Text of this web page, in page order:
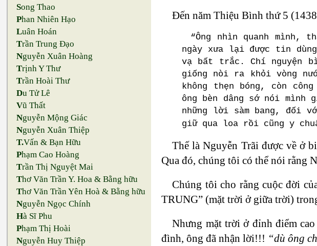
Song Thao
Phan Nhiên Hạo
Luân Hoán
Trần Trung Đạo
Nguyễn Xuân Hoàng
Trịnh Y Thư
Trần Hoài Thư
Du Tử Lê
Vũ Thất
Nguyễn Mộng Giác
Nguyễn Xuân Thiệp
T.Vấn & Bạn Hữu
Phạm Cao Hoàng
Trần Thị Nguyệt Mai
Thơ Văn Trần Y. Hoa & Bằng hữu
Thơ Văn Trần Yên Hoà & Bằng hữu
Nguyễn Ngọc Chính
Hà Sĩ Phu
Phạm Thị Hoài
Nguyễn Huy Thiệp
Đến năm Thiệu Bình thứ 5
“Ông nhìn quanh mình,
ngày xưa lại được tin
vạ bất trắc. Chí nguyện
giống nòi ra khỏi vòng
không thẹn bóng, còn
ông bèn dâng sớ nói
những lời sàm bang, đối
giữ qua loa rồi cũng y
Thế là Nguyễn Trãi được về ở
Qua đó, chúng tôi có thể nói rằng
Chúng tôi cho rằng cuộc đời
TRUNG” (mặt trời ở giữa trời)
Nhưng mặt trời ở đỉnh điểm
đình, ông đã nhận lời!!! “dù ông